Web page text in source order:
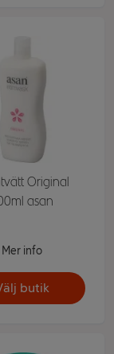
Original
asan
Mer info
butik